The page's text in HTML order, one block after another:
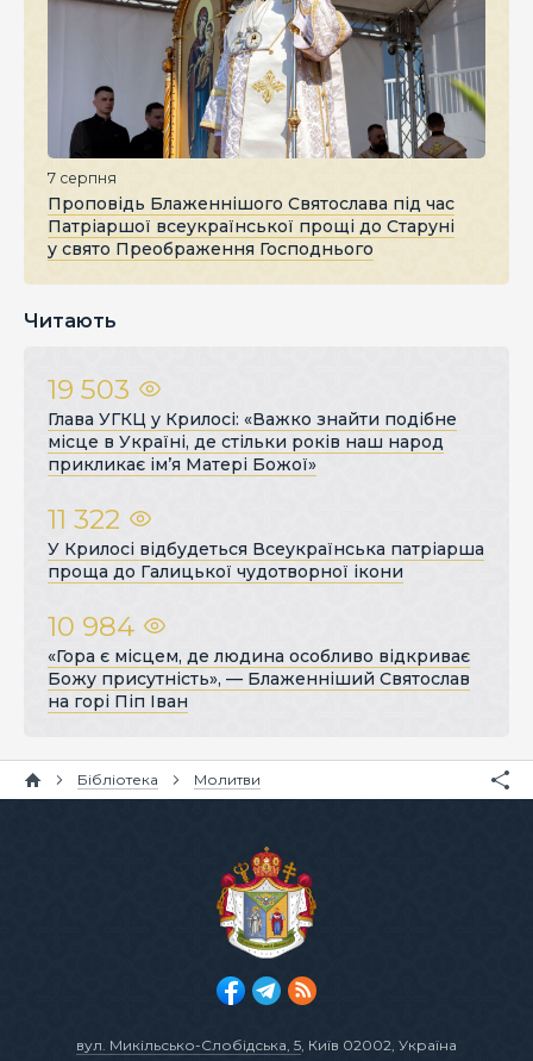
7 серпня
Проповідь Блаженнішого Святослава під час
Патріаршої всеукраїнської прощі до Старуні
у свято Преображення Господнього
Читають
19 503
Глава УГКЦ у Крилосі: «Важко знайти подібне
місце в Україні, де стільки років наш народ
прикликає ім’я Матері Божої»
11 322
У Крилосі відбудеться Всеукраїнська патріарша
проща до Галицької чудотворної ікони
10 984
«Гора є місцем, де людина особливо відкриває
Божу присутність», — Блаженніший Святослав
на горі Піп Іван
Бібліотека Молитви
вул. Микільсько-Слобідська, 5, Київ 02002, Україна